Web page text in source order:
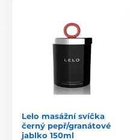
Lelo masážní svíčka
černý pepř/granátové
jablko 150ml